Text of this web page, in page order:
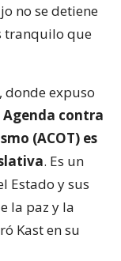
no se detiene
tranquilo que
donde expuso
Agenda contra
(ACOT) es
. Es un
Estado y sus
la paz y la
Kast en su